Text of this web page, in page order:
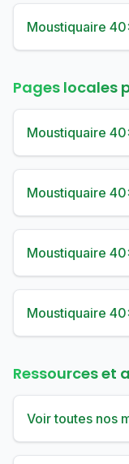
Moustiquaire
Pages locales
Moustiquaire
Moustiquaire
Moustiquaire
Moustiquaire
Ressources et
Voir toutes nos